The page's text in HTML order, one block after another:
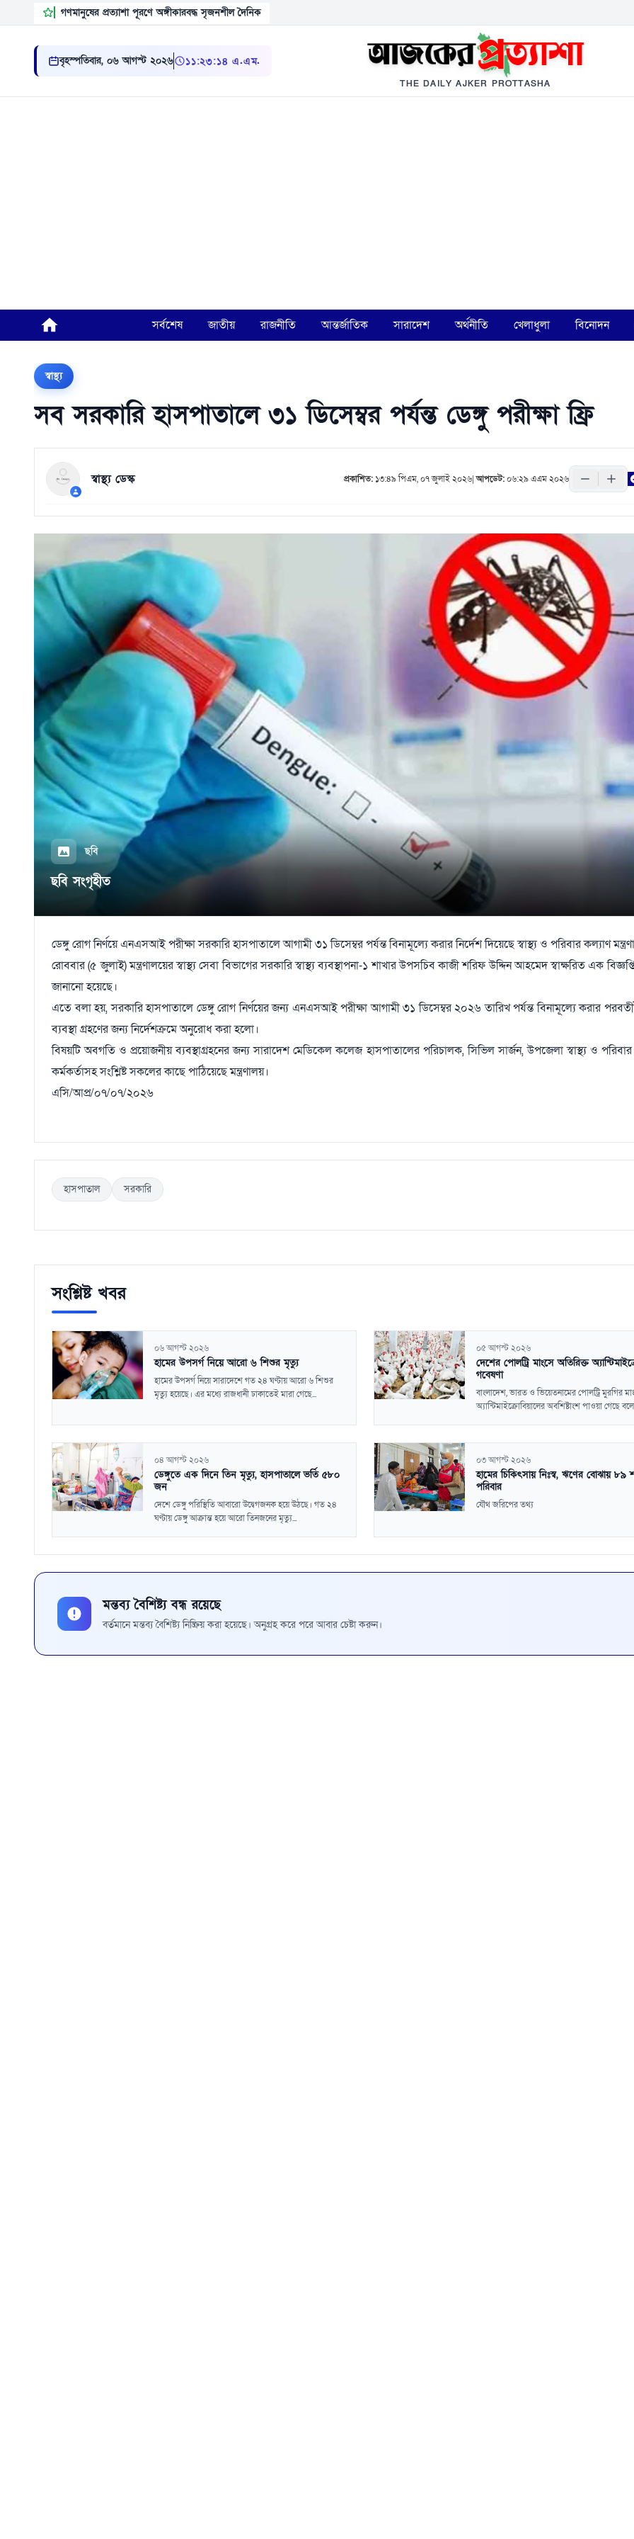
গণমানুষের প্রত্যাশা পূরণে অঙ্গীকারবদ্ধ সৃজনশীল দৈনিক
বৃহস্পতিবার, ০৬ আগস্ট ২০২৬ ১১ ২৩ ১৫ এ.এম.
THE DAILY AJKER PROTTASHA
সর্বশেষ জাতীয় রাজনীতি আন্তর্জাতিক সারাদেশ অর্থনীতি খেলাধুলা বিনোদন
স্বাস্থ্য
সব সরকারি হাসপাতালে ৩১ ডিসেম্বর পর্যন্ত ডেঙ্গু পরীক্ষা ফ্রি
স্বাস্থ্য ডেস্ক প্রকাশিত: ১৩:৪৯ পিএম, ০৭ জুলাই ২০২৬|আপডেট:০৬:২৯ এএম ২০২৬
ছবি
ছবি সংগৃহীত
ডেঙ্গু রোগ নির্ণয়ে এনএসআই পরীক্ষা সরকারি হাসপাতালে আগামী ৩১ ডিসেম্বর পর্যন্ত বিনামূল্যে করার নির্দেশ দিয়েছে স্বাস্থ্য ও পরিবার কল্যাণ
রোববার (৫ জুলাই) মন্ত্রণালয়ের স্বাস্থ্য সেবা বিভাগের সরকারি স্বাস্থ্য ব্যবস্থাপনা-১ শাখার উপসচিব কাজী শরিফ উদ্দিন আহমেদ স্বাক্ষরিত এক
জানানো হয়েছে।
এতে বলা হয়, সরকারি হাসপাতালে ডেঙ্গু রোগ নির্ণয়ের জন্য এনএসআই পরীক্ষা আগামী ৩১ ডিসেম্বর ২০২৬ তারিখ পর্যন্ত বিনামূল্যে করার
ব্যবস্থা গ্রহণের জন্য নির্দেশক্রমে অনুরোধ করা হলো।
বিষয়টি অবগতি ও প্রয়োজনীয় ব্যবস্থাগ্রহনের জন্য সারাদেশ মেডিকেল কলেজ হাসপাতালের পরিচালক, সিভিল সার্জন, উপজেলা স্বাস্থ্য ও
কর্মকর্তাসহ সংশ্লিষ্ট সকলের কাছে পাঠিয়েছে মন্ত্রণালয়।
এসি/আপ্র/০৭/০৭/২০২৬
হাসপাতাল সরকারি
সংশ্লিষ্ট খবর
০৬ আগস্ট ২০২৬
হামের উপসর্গ নিয়ে আরো ৬ শিশুর মৃত্যু
হামের উপসর্গ নিয়ে সারাদেশে গত ২৪ ঘণ্টায় আরো ৬ শিশুর
মৃত্যু হয়েছে। এর মধ্যে রাজধানী ঢাকাতেই মারা গেছে...
০৫ আগস্ট ২০২৬
দেশের পোলট্রি মাংসে অতিরিক্ত
গবেষণা
বাংলাদেশ, ভারত ও ভিয়েতনামের পোলট্রি মুরগির
অ্যান্টিমাইক্রোবিয়ালের অবশিষ্টাংশ পাওয়া গেছে
০৪ আগস্ট ২০২৬
ডেঙ্গুতে এক দিনে তিন মৃত্যু, হাসপাতালে ভর্তি ৫৮০
জন
দেশে ডেঙ্গু পরিস্থিতি আবারো উদ্বেগজনক হয়ে উঠছে। গত ২৪
ঘণ্টায় ডেঙ্গু আক্রান্ত হয়ে আরো তিনজনের মৃত্যু...
০৩ আগস্ট ২০২৬
হামের চিকিৎসায় নিঃস্ব, ঋণের বোঝায় ৮৯
পরিবার
যৌথ জরিপের তথ্য
মন্তব্য বৈশিষ্ট্য বন্ধ রয়েছে
বর্তমানে মন্তব্য বৈশিষ্ট্য নিষ্ক্রিয় করা হয়েছে। অনুগ্রহ করে পরে আবার চেষ্টা করুন।